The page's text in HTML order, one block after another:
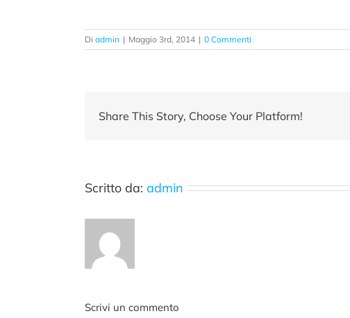
Di admin | Maggio 3rd, 2014 | 0 Commenti
Share This Story, Choose Your Platform!
Scritto da: admin
Scrivi un commento